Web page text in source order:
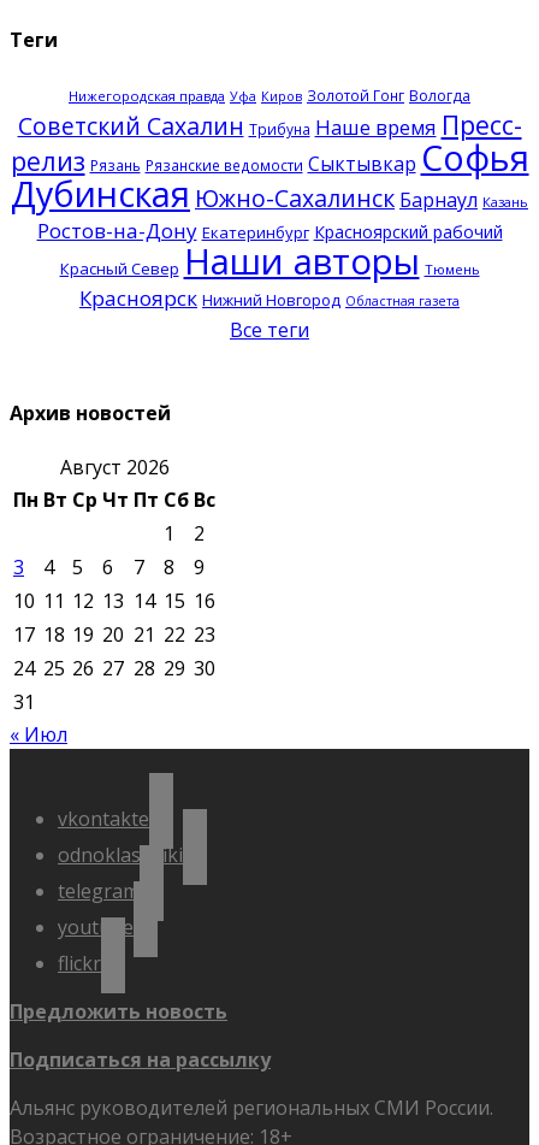
Теги
Нижегородская правда Уфа Киров Золотой Гонг Вологда
Советский Сахалин Трибуна Наше время Пресс-
релиз Рязань Рязанские ведомости Сыктывкар Софья
Дубинская Южно-Сахалинск Барнаул Казань
Ростов-на-Дону Екатеринбург Красноярский рабочий
Красный Север Наши авторы Тюмень
Красноярск Нижний Новгород Областная газета
Все теги
Архив новостей
Август 2026
Пн Вт Ср Чт Пт Сб Вс
1
2
3
4 5 6 7 8
9
10 11 12 13 14 15 16
17 18 19 20 21 22 23
24 25 26 27 28 29 30
31
« Июл
vkontakte
odnoklassniki
telegram
youtube
flickr
Предложить новость
Подписаться на рассылку
Альянс руководителей региональных СМИ России.
Возрастное ограничение: 18+